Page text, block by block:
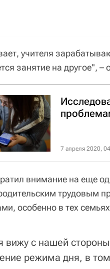
учителя
занятие на другое", –
7 апреля 2020,
внимание на еще
трудовым
особенно в тех
вижу с нашей
режима дня, в